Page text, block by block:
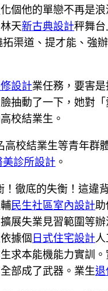
個他的單戀不再是
天新古典設計秤舞
渠道、提才能、強
設計業任務，要害
抽動了一下，她對
校結業生。
校結業生等青年群
美診所設計 。
！徹底的失衡！這違
民生社區室內設計助
展失業見習範圍等
據個 日式住宅設計
求本能機能力實訓。
部成了武器。業生退